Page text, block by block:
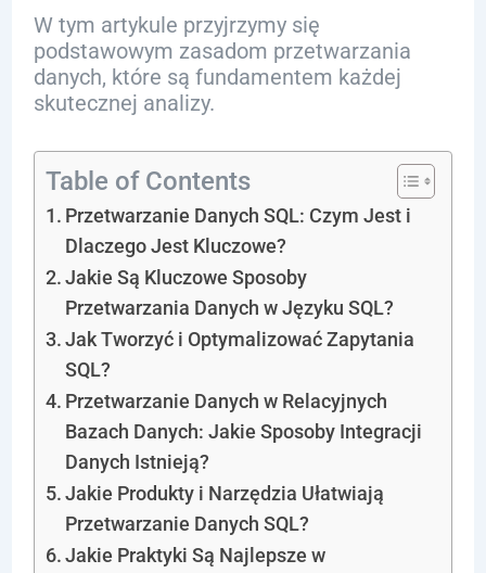
W tym artykule przyjrzymy się
podstawowym zasadom przetwarzania
danych, które są fundamentem każdej
skutecznej analizy.
Table of Contents
Przetwarzanie Danych SQL: Czym Jest i
Dlaczego Jest Kluczowe?
Jakie Są Kluczowe Sposoby
Przetwarzania Danych w Języku SQL?
Jak Tworzyć i Optymalizować Zapytania
SQL?
Przetwarzanie Danych w Relacyjnych
Bazach Danych: Jakie Sposoby Integracji
Danych Istnieją?
Jakie Produkty i Narzędzia Ułatwiają
Przetwarzanie Danych SQL?
Jakie Praktyki Są Najlepsze w